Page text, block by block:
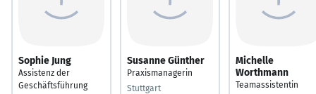
Sophie Jung
Assistenz der
Geschäftsführung
Susanne Günther
Praxismanagerin
Stuttgart
Michelle
Worthmann
Teamassistentin